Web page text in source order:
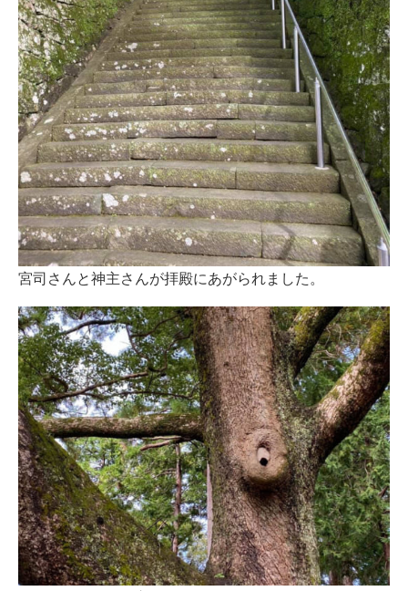
宮司さんと神主さんが拝殿にあがられました。